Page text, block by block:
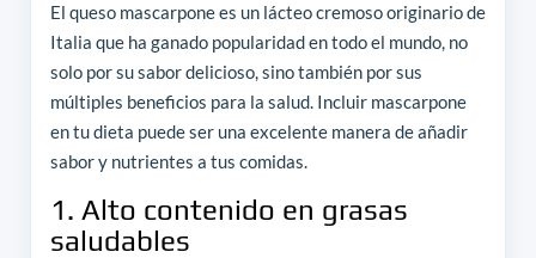
El queso mascarpone es un lácteo cremoso originario de
Italia que ha ganado popularidad en todo el mundo, no
solo por su sabor delicioso, sino también por sus
múltiples beneficios para la salud. Incluir mascarpone
en tu dieta puede ser una excelente manera de añadir
sabor y nutrientes a tus comidas.
1. Alto contenido en grasas
saludables